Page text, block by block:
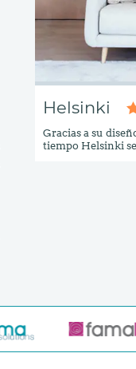
Helsinki
Gracias a su
tiempo Helsinki